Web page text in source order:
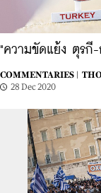
"ความขัดแย้ง ตุรกี
COMMENTARIES |
28 Dec 2020